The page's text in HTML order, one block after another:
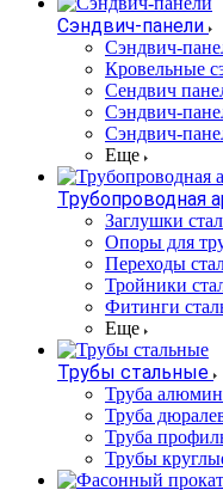
Сэндвич-панели
Cэндвич-
Кровельные
Сендвич
Сэндвич-
Сэндвич-
Еще
Трубопроводная
Заглушки
Опоры для
Переходы
Тройники
Фитинги
Еще
Трубы стальные
Труба
Труба
Труба
Трубы